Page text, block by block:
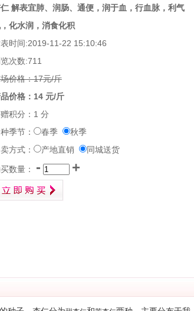
解表宜肺、润肠、通便，润于血，行血脉，利气
化水润，消食化积
时间:2019-11-22 15:10:46
次数:711
价格：17元/斤
价格：14 元/斤
积分：1 分
季节：
春季
秋季
方式：
产地直销 同城送货
数量： - +